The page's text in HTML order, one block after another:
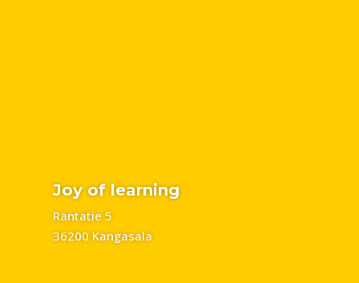
Joy of learning
Rantatie 5
36200 Kangasala